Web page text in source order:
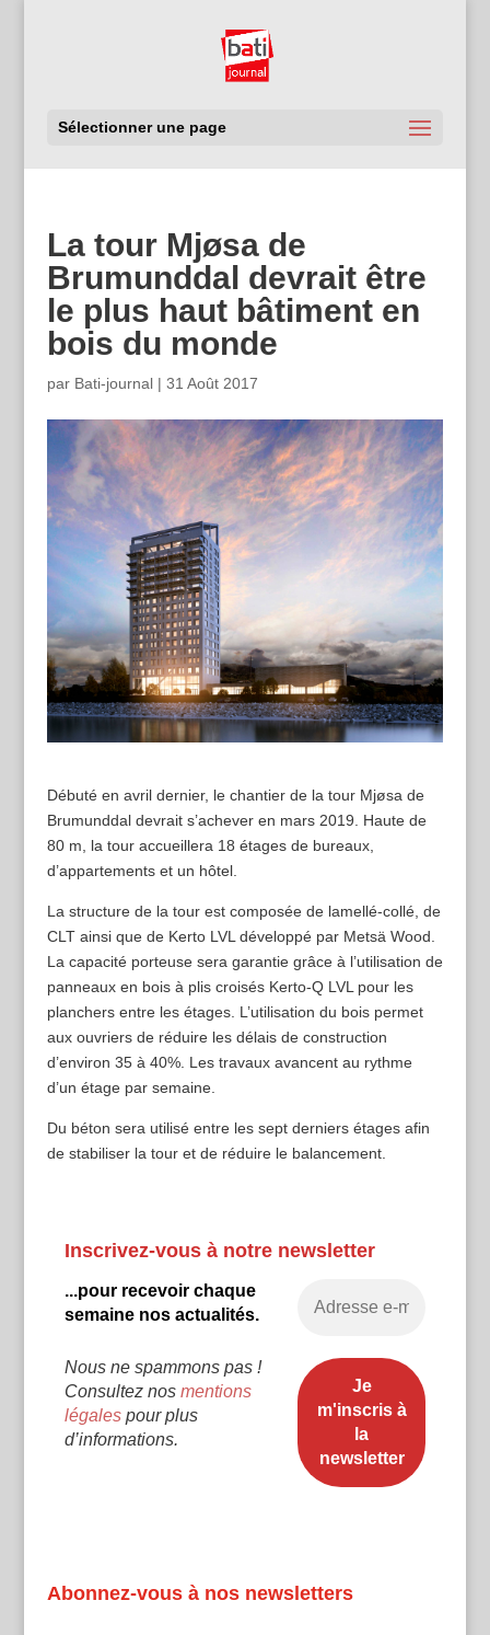
Sélectionner une page
La tour Mjøsa de
Brumunddal devrait être
le plus haut bâtiment en
bois du monde
par Bati-journal| 31 Août 2017
Débuté en avril dernier, le chantier de la tour Mjøsa de
Brumunddal devrait s’achever en mars 2019. Haute de
80 m, la tour accueillera 18 étages de bureaux,
d’appartements et un hôtel.
La structure de la tour est composée de lamellé-collé, de
CLT ainsi que de Kerto LVL développé par Metsä Wood.
La capacité porteuse sera garantie grâce à l’utilisation de
panneaux en bois à plis croisés Kerto-Q LVL pour les
planchers entre les étages. L’utilisation du bois permet
aux ouvriers de réduire les délais de construction
d’environ 35 à 40%. Les travaux avancent au rythme
d’un étage par semaine.
Du béton sera utilisé entre les sept derniers étages afin
de stabiliser la tour et de réduire le balancement.
Inscrivez-vous à notre newsletter
...pour recevoir chaque
semaine nos actualités.
Nous ne spammons pas !
Consultez nos mentions
légalespour plus
d’informations.
Abonnez-vous à nos newsletters